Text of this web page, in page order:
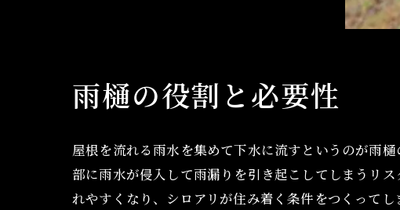
雨樋の役割と必要性
屋根を流れる雨水を集めて下水に流すというのが雨
部に雨水が侵入して雨漏りを引き起こしてしまうリ
れやすくなり、シロアリが住み着く条件をつくって